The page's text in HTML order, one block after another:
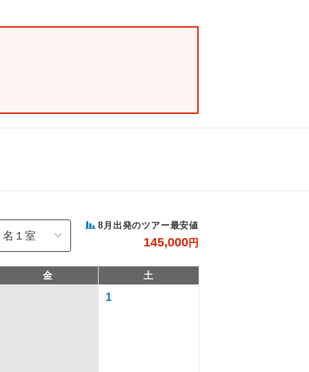
8 月出発のツアー最安値
145,000円
金 土
1